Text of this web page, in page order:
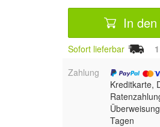
In
Sofort lieferbar 1
Zahlung
Kreditkarte,
Tagen